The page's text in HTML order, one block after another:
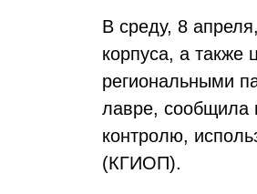
В среду, 8
корпуса, а также
региональными
лавре, сообщила
контролю,
(КГИОП).